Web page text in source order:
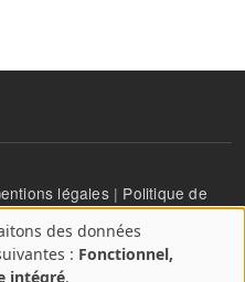
légales| Politique de
des données
: Fonctionnel,
intégré.